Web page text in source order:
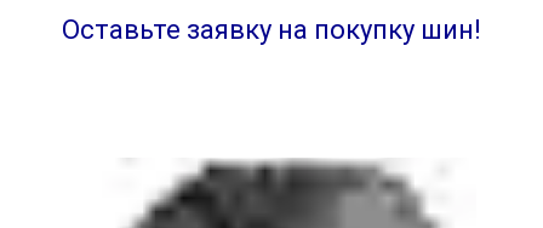
Оставьте заявку на покупку шин!